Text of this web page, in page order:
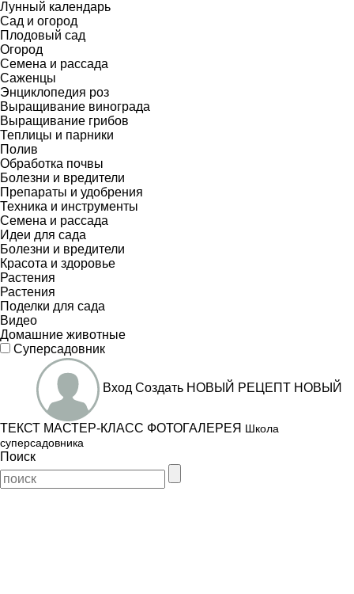
Лунный календарь
Сад и огород
Плодовый сад
Огород
Семена и рассада
Саженцы
Энциклопедия роз
Выращивание винограда
Выращивание грибов
Теплицы и парники
Полив
Обработка почвы
Болезни и вредители
Препараты и удобрения
Техника и инструменты
Семена и рассада
Идеи для сада
Болезни и вредители
Красота и здоровье
Растения
Растения
Поделки для сада
Видео
Домашние животные
Суперсадовник
Вход Создать НОВЫЙ РЕЦЕПТ НОВЫЙ
ТЕКСТ МАСТЕР-КЛАСС ФОТОГАЛЕРЕЯ Школа
суперсадовника
Поиск